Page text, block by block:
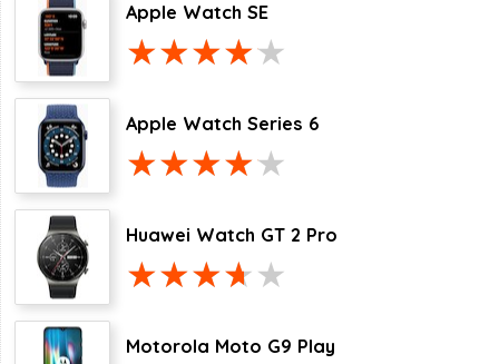
Apple Watch SE
Apple Watch Series 6
Huawei Watch GT 2 Pro
Motorola Moto G9 Play